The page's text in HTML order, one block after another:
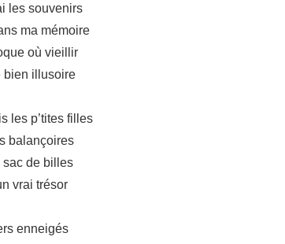
les souvenirs
ma mémoire
où vieillir
bien illusoire
les p’tites filles
balançoires
sac de billes
vrai trésor
enneigés